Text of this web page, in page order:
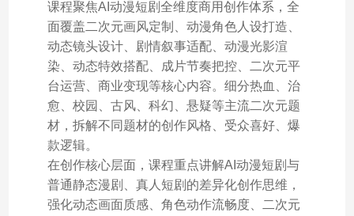
课程聚焦AI动漫短剧全维度商用创作体系，全
面覆盖二次元画风定制、动漫角色人设打造、
动态镜头设计、剧情叙事适配、动漫光影渲
染、动态特效搭配、成片节奏把控、二次元平
台运营、商业变现等核心内容。细分热血、治
愈、校园、古风、科幻、悬疑等主流二次元题
材，拆解不同题材的创作风格、受众喜好、爆
款逻辑。
在创作核心层面，课程重点讲解AI动漫短剧与
普通静态漫剧、真人短剧的差异化创作思维，
强化动态画面质感、角色动作流畅度、二次元